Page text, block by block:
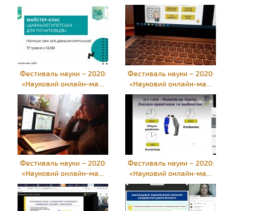
Фестиваль науки – 2020:
«Науковий онлайн-ма...
Фестиваль науки – 2020:
«Науковий онлайн-ма...
Фестиваль науки – 2020:
«Науковий онлайн-ма...
Фестиваль науки – 2020:
«Науковий онлайн-ма...